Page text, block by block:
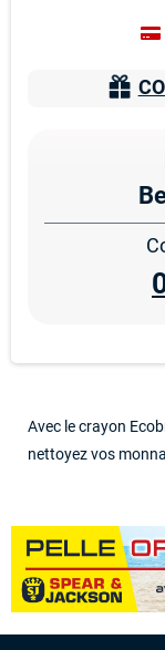
Avec le crayon
nettoyez vos